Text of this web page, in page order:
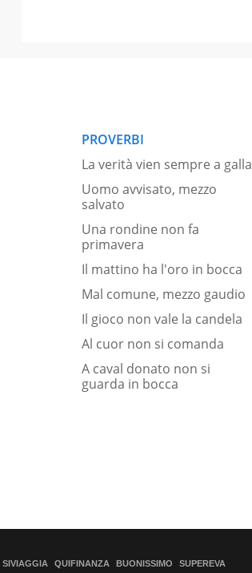
PROVERBI
La verità vien sempre a galla
Uomo avvisato, mezzo
salvato
Una rondine non fa
primavera
Il mattino ha l'oro in bocca
Mal comune, mezzo gaudio
Il gioco non vale la candela
Al cuor non si comanda
A caval donato non si
guarda in bocca
SIVIAGGIA QUIFINANZA BUONISSIMO SUPEREVA